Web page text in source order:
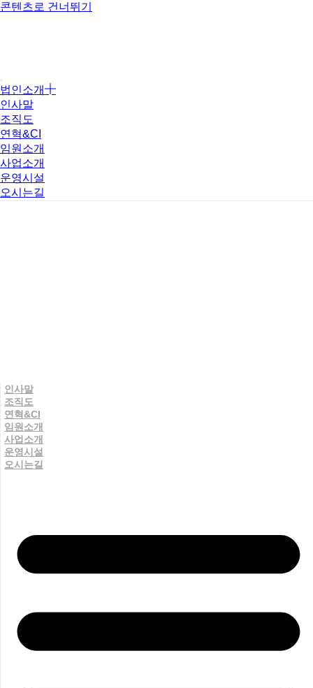
콘텐츠로 건너뛰기
법인소개
인사말
조직도
연혁&CI
임원소개
사업소개
운영시설
오시는길
인사말
조직도
연혁&CI
임원소개
사업소개
운영시설
오시는길